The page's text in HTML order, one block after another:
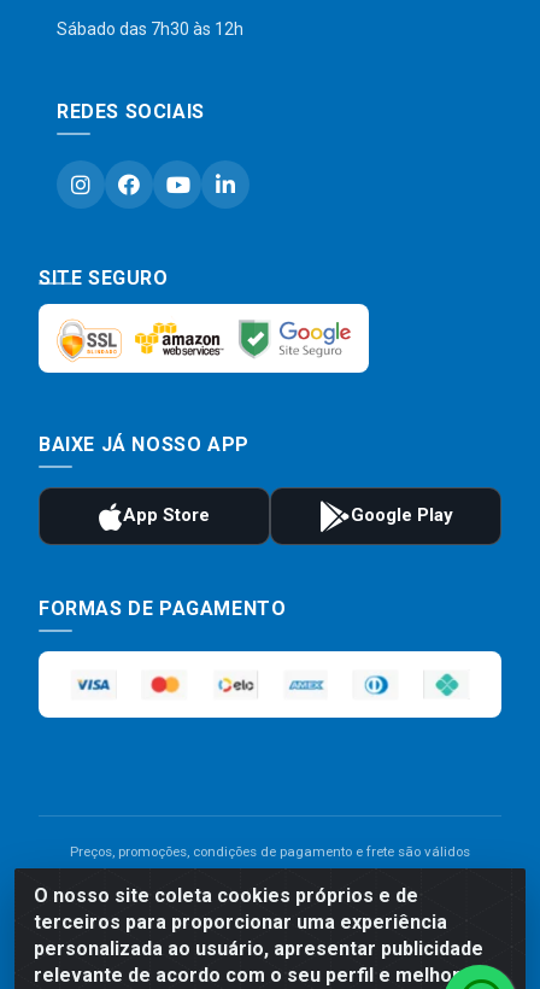
O nosso site coleta cookies próprios e de
terceiros para proporcionar uma experiência
personalizada ao usuário, apresentar publicidade
relevante de acordo com o seu perfil e melhorar a
Sábado das 7h30 às 12h
REDES SOCIAIS
SITE SEGURO
BAIXE JÁ NOSSO APP
FORMAS DE PAGAMENTO
Preços, promoções, condições de pagamento e frete são válidos
divergência de preço de um produto, será válido o preço que for
exibido no carrinho de compras do site no momento do pagamento.
As vendas estão sujeitas a análise e disponibilidade do estoque.
Imagens de produtos meramente ilustrativas.